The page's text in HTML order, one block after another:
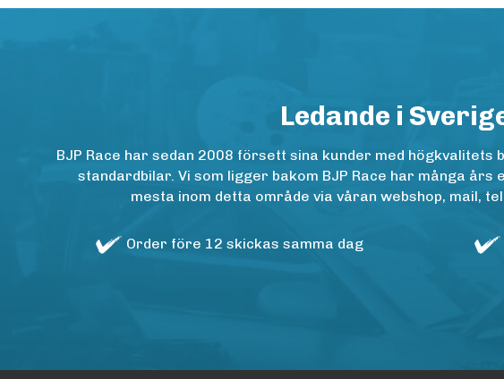
Ledande i
BJP Race har sedan 2008 försett sina kunder med
standardbilar. Vi som ligger bakom BJP Race har många
mesta inom detta område via våran webshop, mail,
Order före 12 skickas samma dag